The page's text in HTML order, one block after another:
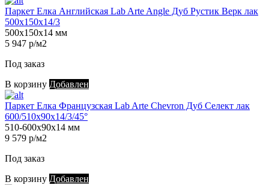
Паркет Елка Английская Lab Arte Angle Дуб Рустик Верк лак
500х150х14/3
500х150х14 мм
5 947 р/м2
Под заказ
В корзину Добавлен
Паркет Елка Французская Lab Arte Chevron Дуб Селект лак
600/510х90х14/3/45°
510-600х90х14 мм
9 579 р/м2
Под заказ
В корзину Добавлен